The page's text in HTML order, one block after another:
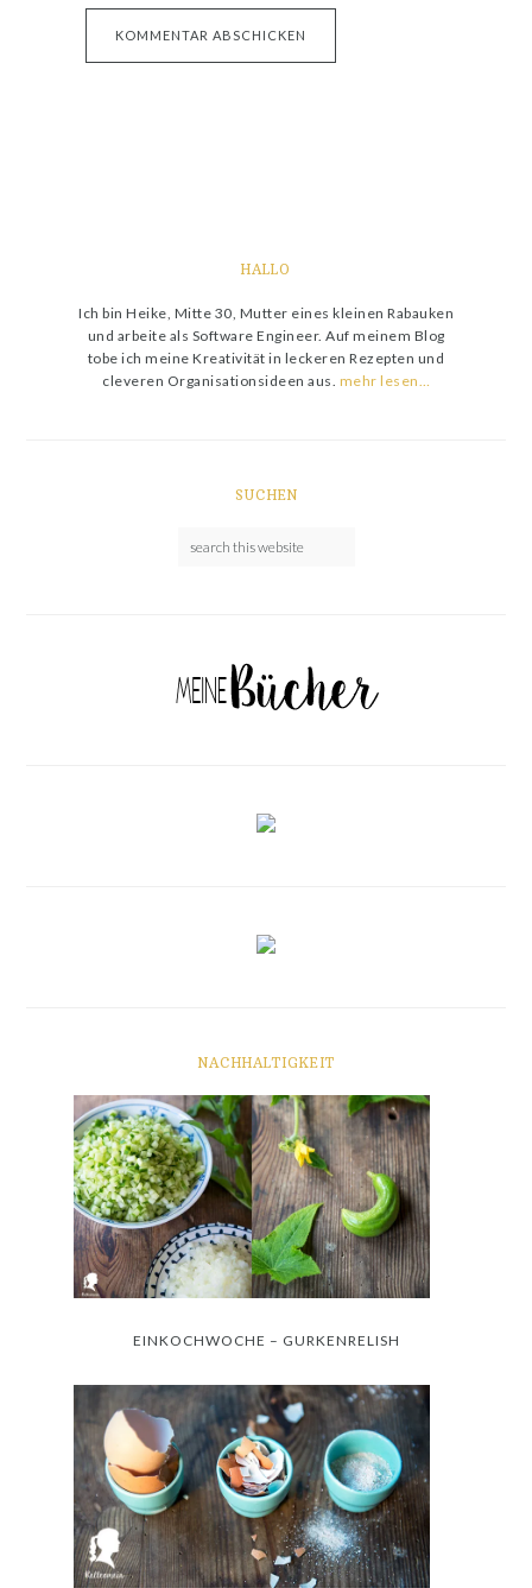
HALLO
Ich bin Heike, Mitte 30, Mutter eines kleinen Rabauken
und arbeite als Software Engineer. Auf meinem Blog
tobe ich meine Kreativität in leckeren Rezepten und
cleveren Organisationsideen aus. mehr lesen…
SUCHEN
NACHHALTIGKEIT
EINKOCHWOCHE – GURKENRELISH